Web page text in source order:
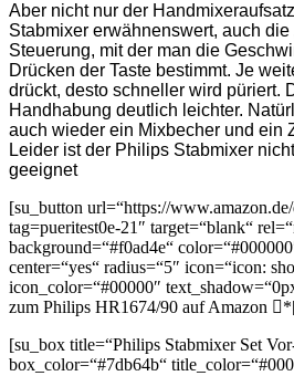
Aber nicht nur der
Stabmixer erwähnenswert, auch die
Steuerung, mit der man die
Drücken der Taste bestimmt. Je
drückt, desto schneller wird püriert.
Handhabung deutlich leichter.
auch wieder ein Mixbecher und ein
Leider ist der Philips Stabmixer
geeignet
[su_button url=“https://
tag=pueritest0e-21″ target=“blank“
background=“#f0ad4e“
center=“yes“ radius=“5″ icon=“icon:
icon_color=“#00000″
zum Philips HR1674/90 auf Amazon
[su_box title=“Philips Stabmixer Set
box_color=“#7db64b“